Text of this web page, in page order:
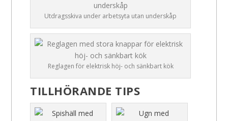
Utdragsskiva under arbetsyta utan underskåp
Reglagen för elektrisk höj- och sänkbart kök
TILLHÖRANDE TIPS